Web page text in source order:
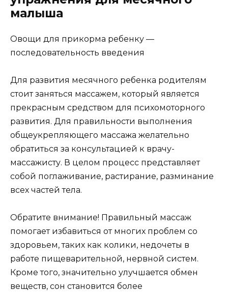
малыша
Овощи для прикорма ребенку —
последовательность введения
Для развития месячного ребенка родителям
стоит заняться массажем, который является
прекрасным средством для психомоторного
развития. Для правильности выполнения
общеукрепляющего массажа желательно
обратиться за консультацией к врачу-
массажисту. В целом процесс представляет
собой поглаживание, растирание, разминание
всех частей тела.
Обратите внимание! Правильный массаж
помогает избавиться от многих проблем со
здоровьем, таких как колики, недочеты в
работе пищеварительной, нервной систем.
Кроме того, значительно улучшается обмен
веществ, сон становится более